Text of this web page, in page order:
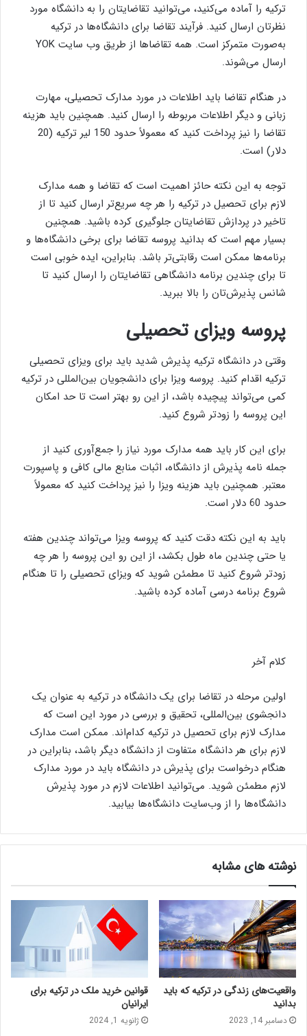
ترکیه را آماده می‌کنید، می‌توانید تقاضایتان را به دانشگاه مورد
نظرتان ارسال کنید. فرآیند تقاضا برای دانشگاه‌ها در ترکیه
به‌صورت متمرکز است. همه تقاضاها از طریق وب سایت YOK
ارسال می‌شوند.
در هنگام تقاضا باید اطلاعات در مورد مدارک تحصیلی، مهارت
زبانی و دیگر اطلاعات مربوطه را ارسال کنید. همچنین باید هزینه
تقاضا را نیز پرداخت کنید که معمولاً حدود 150 لیر ترکیه (20
دلار) است.
توجه به این نکته حائز اهمیت است که تقاضا و همه مدارک
لازم برای تحصیل در ترکیه را هر چه سریع‌تر ارسال کنید تا از
تاخیر در پردازش تقاضایتان جلوگیری کرده باشید. همچنین
بسیار مهم است که بدانید پروسه تقاضا برای برخی دانشگاه‌ها و
برنامه‌ها ممکن است رقابتی‌تر باشد. بنابراین، ایده خوبی است
تا برای چندین برنامه دانشگاهی تقاضایتان را ارسال کنید تا
شانس پذیرش‌تان را بالا ببرید.
پروسه ویزای تحصیلی
وقتی در دانشگاه ترکیه پذیرش شدید باید برای ویزای تحصیلی
ترکیه اقدام کنید. پروسه ویزا برای دانشجویان بین‌المللی در ترکیه
کمی می‌تواند پیچیده باشد، از این رو بهتر است تا حد امکان
این پروسه را زودتر شروع کنید.
برای این کار باید همه مدارک مورد نیاز را جمع‌آوری کنید از
جمله نامه پذیرش از دانشگاه، اثبات منابع مالی کافی و پاسپورت
معتبر. همچنین باید هزینه ویزا را نیز پرداخت کنید که معمولاً
حدود 60 دلار است.
باید به این نکته دقت کنید که پروسه ویزا می‌تواند چندین هفته
یا حتی چندین ماه طول بکشد، از این رو این پروسه را هر چه
زودتر شروع کنید تا مطمئن شوید که ویزای تحصیلی را تا هنگام
شروع برنامه درسی آماده کرده باشید.
کلام آخر
اولین مرحله در تقاضا برای یک دانشگاه در ترکیه به عنوان یک
دانجشوی بین‌المللی، تحقیق و بررسی در مورد این است که
مدارک لازم برای تحصیل در ترکیه کدام‌اند. ممکن است مدارک
لازم برای هر دانشگاه متفاوت از دانشگاه دیگر باشد، بنابراین در
هنگام درخواست برای پذیرش در دانشگاه باید در مورد مدارک
لازم مطمئن شوید. می‌توانید اطلاعات لازم در مورد پذیرش
دانشگاه‌ها را از وب‌سایت دانشگاه‌ها بیابید. ‌
نوشته های مشابه
واقعیت‌های زندگی در ترکیه که باید
بدانید
دسامبر 14, 2023
قوانین خرید ملک در ترکیه برای
ایرانیان
ژانویه 1, 2024